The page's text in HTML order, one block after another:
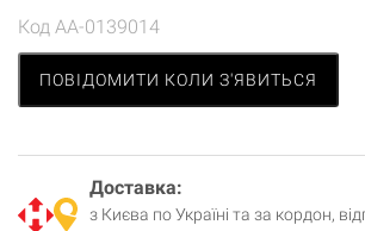
Код AA-0139014
ПОВІДОМИТИ КОЛИ З'ЯВИТЬСЯ
Доставка:
з Києва по Україні та за кордон,